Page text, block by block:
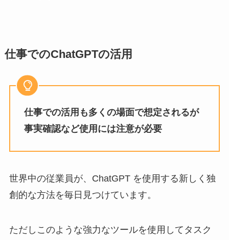
仕事でのChatGPTの活用
仕事での活用も多くの場面で想定されるが
事実確認など使用には注意が必要
世界中の従業員が、ChatGPT を使用する新しく独
創的な方法を毎日見つけています。
ただしこのような強力なツールを使用してタスク